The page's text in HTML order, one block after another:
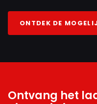
ONTDEK DE
Ontvang het